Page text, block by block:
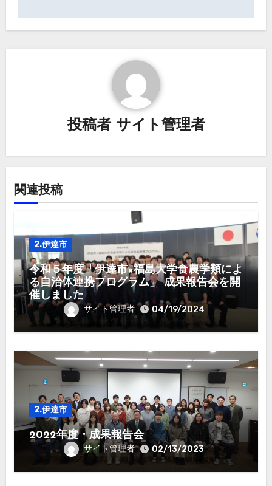
ビ
ン
投稿者 サイト管理者
関連投稿
2.伊達市
令和５年度「伊達市×福島大学食農学類によ
る自治体連携プログラム」 成果報告会を開
催しました
サイト管理者 04/19/2024
2.伊達市
2022年度・成果報告会
サイト管理者 02/13/2023